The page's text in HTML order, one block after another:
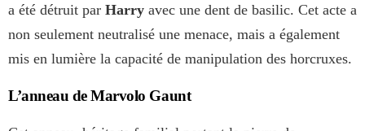
a été détruit par Harry avec une dent de basilic. Cet acte a
non seulement neutralisé une menace, mais a également
mis en lumière la capacité de manipulation des horcruxes.
L’anneau de Marvolo Gaunt